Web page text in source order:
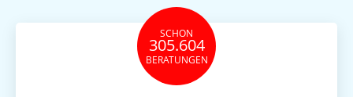
SCHON
305.604
BERATUNGEN